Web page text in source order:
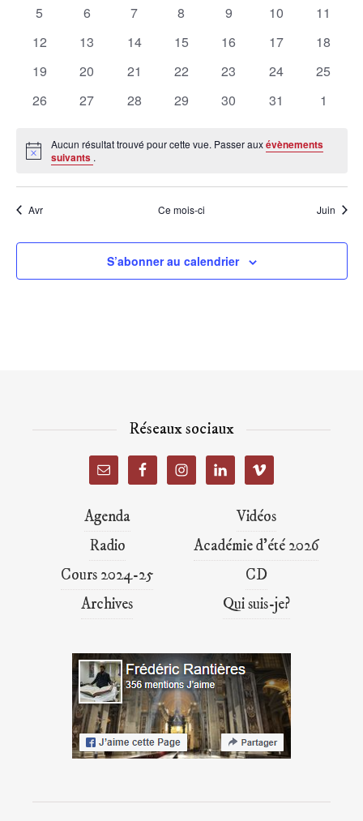
Évènements
0
5
0
6
0
7
0
8
0
9
0
10
0
11
0
12
0
13
0
14
0
15
0
16
0
17
0
18
0
19
0
20
0
21
0
22
0
23
0
24
0
25
0
26
0
27
0
28
0
29
0
30
0
31
0
1
Notice
Aucun résultat trouvé pour cette vue. Passer auxévènements
suivants .
Avr Ce mois-ci Juin
S’abonner au calendrier
Réseaux sociaux
Agenda
Vidéos
Radio
Académie d’été 2026
Cours 2024-25
CD
Archives
Qui suis-je?